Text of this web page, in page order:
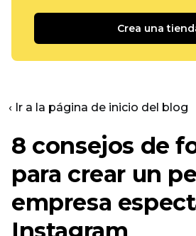
Crea una
‹ Ir a la página de inicio del blog
8 consejos de
para crear un
empresa